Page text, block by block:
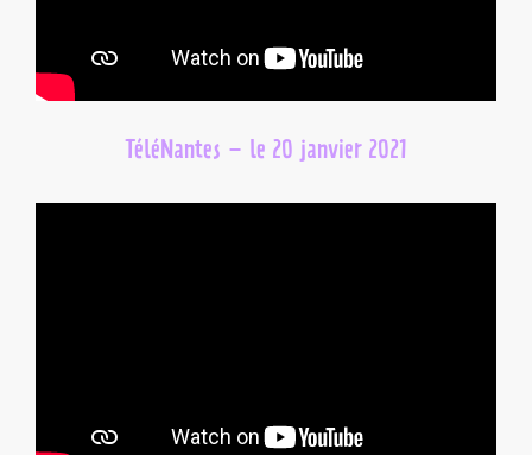
TéléNantes – le 20 janvier 2021